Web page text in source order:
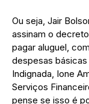
Ou seja, Jair
assinam o
pagar aluguel,
despesas
Indignada, Ione
Serviços
pense se isso é